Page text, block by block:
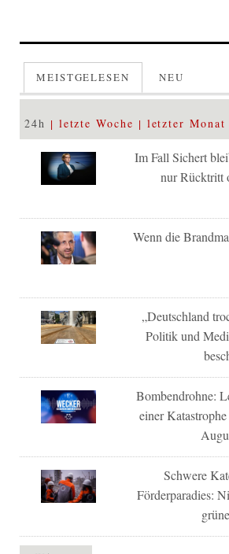
MEISTGELESEN NEU
24h letzte Woche letzter Monat
Im Fall Sichert
nur Rücktritt
Wenn die
„Deutschland
Politik und
Bombendrohne:
einer
Schwere
Förderparadies: